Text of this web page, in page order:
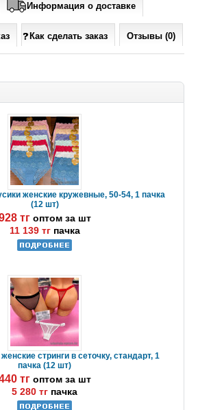
Информация о доставке
Как сделать заказ Отзывы (0)
женские кружевные, 50-54, 1 пачка
(12 шт)
тг оптом за шт
11 139 тг пачка
стринги в сеточку, стандарт, 1
пачка (12 шт)
тг оптом за шт
5 280 тг пачка